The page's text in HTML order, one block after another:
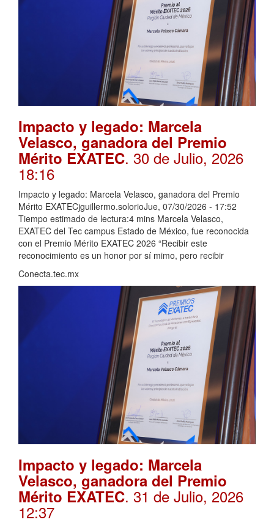
Impacto y legado: Marcela
Velasco, ganadora del Premio
Mérito EXATEC. 30 de Julio, 2026
18:16
Impacto y legado: Marcela Velasco, ganadora del Premio
Mérito EXATECjguillermo.solorioJue, 07/30/2026 - 17:52
Tiempo estimado de lectura:4 mins Marcela Velasco,
EXATEC del Tec campus Estado de México, fue reconocida
con el Premio Mérito EXATEC 2026 “Recibir este
reconocimiento es un honor por sí mimo, pero recibir
Conecta.tec.mx
Impacto y legado: Marcela
Velasco, ganadora del Premio
Mérito EXATEC. 31 de Julio, 2026
12:37